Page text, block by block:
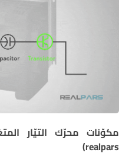
مكوّنات محرّك التيّار
realpars)